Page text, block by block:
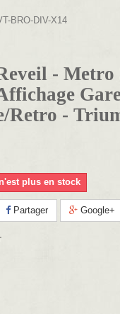
BRO-DIV-X14
- Metro
Retro -
plus en stock
Partager Google+